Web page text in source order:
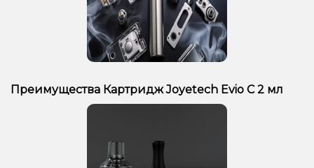
Преимущества Картридж Joyetech Evio C 2 мл